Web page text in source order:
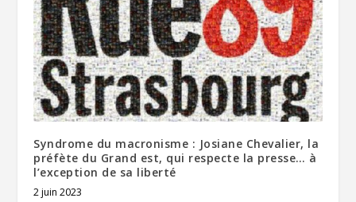
Syndrome du macronisme : Josiane Chevalier, la
préfète du Grand est, qui respecte la presse… à
l’exception de sa liberté
2 juin 2023